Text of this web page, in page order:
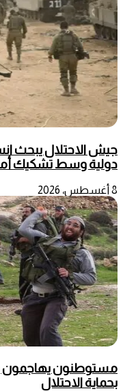
جيش الاحتلال يبحث
دولية وسط تشكيك
8 أغسطس، 2026
مستوطنون يهاجمون
بحماية الاحتلال